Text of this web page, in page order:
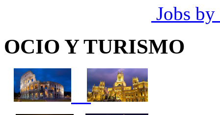
Jobs by
OCIO Y TURISMO